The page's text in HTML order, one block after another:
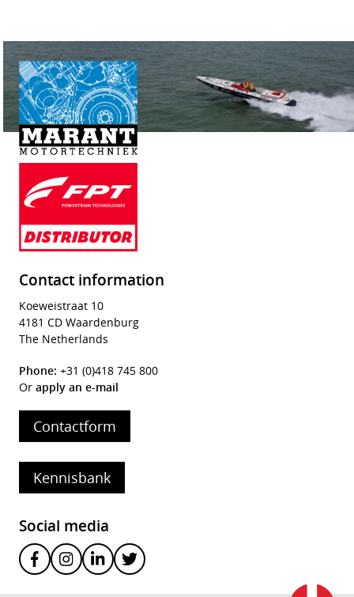
Contact information
Koeweistraat 10
4181 CD Waardenburg
The Netherlands
Phone: +31 (0)418 745 800
Or apply an e-mail
Contactform
Kennisbank
Social media